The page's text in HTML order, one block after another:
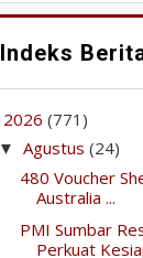
Indeks
2026(771)
▼Agustus(24)
480 Voucher
Australia ...
PMI Sumbar
Perkuat